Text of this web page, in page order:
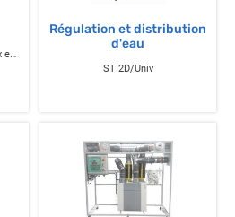
Machine d'essai des matériaux et structures
Régulation et distribution
d'eau
STI2D/Univ